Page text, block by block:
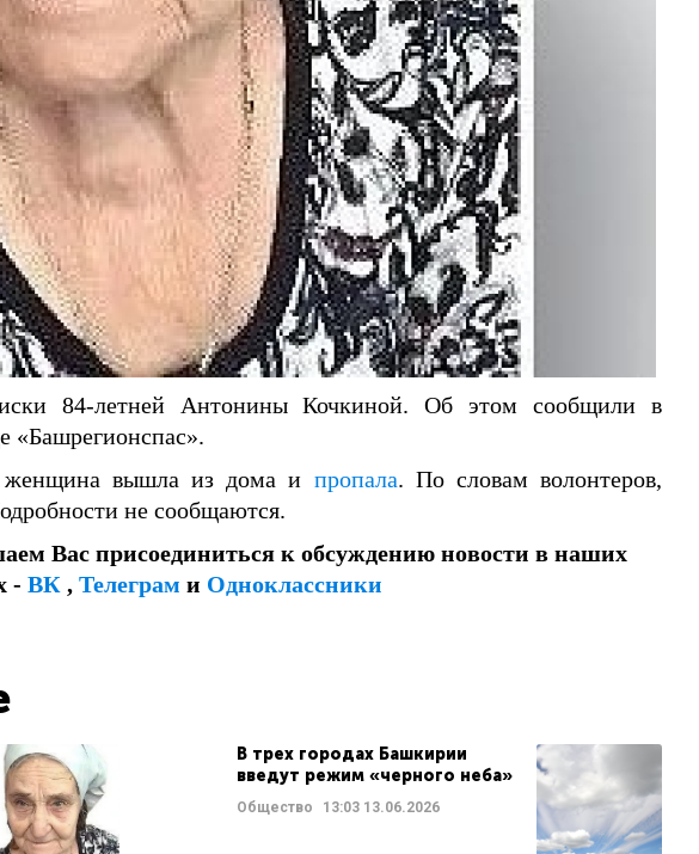
84-летней Антонины Кочкиной. Об этом сообщили в
«Башрегионспас».
вышла из дома и пропала. По словам волонтеров,
не сообщаются.
Вас присоединиться к обсуждению новости в наших
- ВК , Телеграм и Одноклассники
В трех городах Башкирии
введут режим «черного неба»
Общество 13:0313.06.2026